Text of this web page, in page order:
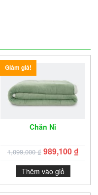
Giảm giá!
Chăn Nỉ
1,099,000₫ 989,100 ₫
Thêm vào giỏ